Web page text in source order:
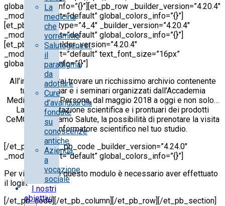
La
medicina
che
vorremmo
Salutogenesi:
il
paradigma
da
adottare
Cure
d’avanguardia
fondate
su
conoscenze
antiche
Azienda
a
vocazione
sociale
I nostri
obiettivi
global_colors_info=”{}”][et_pb_row _builder_version=”4.20.4″
_module_preset=”default” global_colors_info=”{}”]
[et_pb_column type=”4_4″ _builder_version=”4.20.4″
_module_preset=”default” global_colors_info=”{}”]
[et_pb_text _builder_version=”4.20.4″
_module_preset=”default” text_font_size=”16px”
global_colors_info=”{}”]
All’interno potrai trovare un ricchissimo archivio contenente
tutti i webinar e i seminari organizzati dall’Accademia
Medicina della Persona, dal maggio 2018 a oggi e non solo…
La documentazione scientifica e i prontuari dei prodotti
CeMON Generiamo Salute, la possibilità di prenotare la visita
di un informatore scientifico nel tuo studio.
[/et_pb_text][et_pb_code _builder_version=”4.24.0″
_module_preset=”default” global_colors_info=”{}”]
Per visualizzare questo modulo è necessario aver effettuato
il login.
[/et_pb_code][/et_pb_column][/et_pb_row][/et_pb_section]